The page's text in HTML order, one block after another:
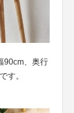
90cm、奥行
す。